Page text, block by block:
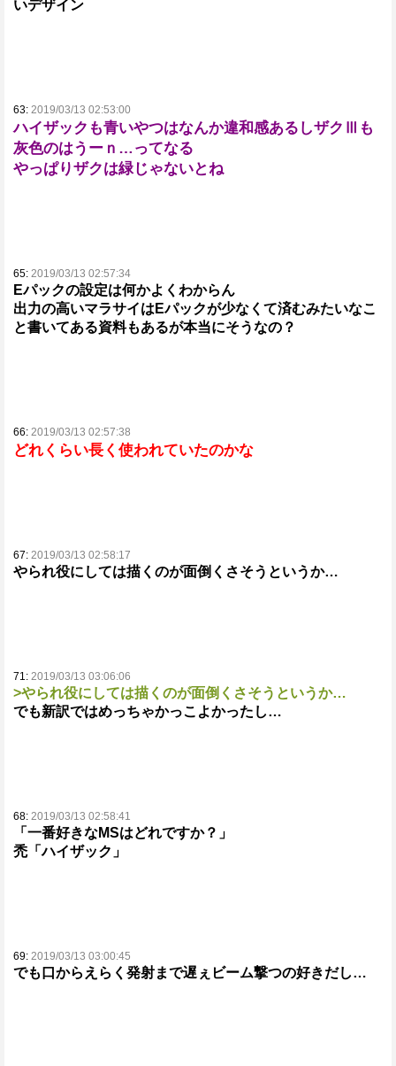
いデザイン
63: 2019/03/13 02:53:00
ハイザックも青いやつはなんか違和感あるしザクⅢも
灰色のはうーｎ…ってなる
やっぱりザクは緑じゃないとね
65: 2019/03/13 02:57:34
Eパックの設定は何かよくわからん
出力の高いマラサイはEパックが少なくて済むみたいなこ
と書いてある資料もあるが本当にそうなの？
66: 2019/03/13 02:57:38
どれくらい長く使われていたのかな
67: 2019/03/13 02:58:17
やられ役にしては描くのが面倒くさそうというか…
71: 2019/03/13 03:06:06
>やられ役にしては描くのが面倒くさそうというか…
でも新訳ではめっちゃかっこよかったし…
68: 2019/03/13 02:58:41
「一番好きなMSはどれですか？」
禿「ハイザック」
69: 2019/03/13 03:00:45
でも口からえらく発射まで遅ぇビーム撃つの好きだし…